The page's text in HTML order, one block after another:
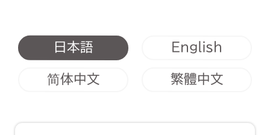
日本語 English
简体中文 繁體中文